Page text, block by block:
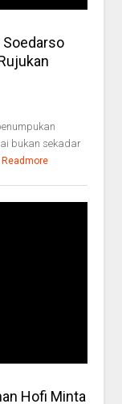
Soedarso
bukan sekadar
Readmore
Hofi Minta